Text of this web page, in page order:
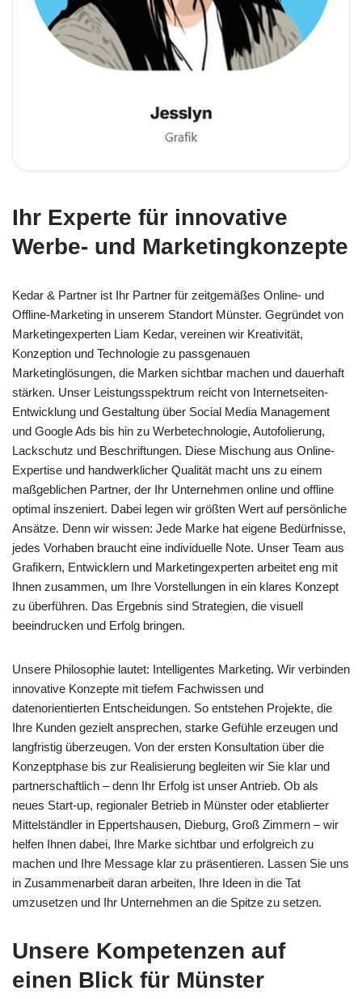
Ihr Experte für innovative
Werbe- und Marketingkonzepte
Kedar & Partner ist Ihr Partner für zeitgemäßes Online- und
Offline-Marketing in unserem Standort Münster. Gegründet von
Marketingexperten Liam Kedar, vereinen wir Kreativität,
Konzeption und Technologie zu passgenauen
Marketinglösungen, die Marken sichtbar machen und dauerhaft
stärken. Unser Leistungsspektrum reicht von Internetseiten-
Entwicklung und Gestaltung über Social Media Management
und Google Ads bis hin zu Werbetechnologie, Autofolierung,
Lackschutz und Beschriftungen. Diese Mischung aus Online-
Expertise und handwerklicher Qualität macht uns zu einem
maßgeblichen Partner, der Ihr Unternehmen online und offline
optimal inszeniert. Dabei legen wir größten Wert auf persönliche
Ansätze. Denn wir wissen: Jede Marke hat eigene Bedürfnisse,
jedes Vorhaben braucht eine individuelle Note. Unser Team aus
Grafikern, Entwicklern und Marketingexperten arbeitet eng mit
Ihnen zusammen, um Ihre Vorstellungen in ein klares Konzept
zu überführen. Das Ergebnis sind Strategien, die visuell
beeindrucken und Erfolg bringen.
Unsere Philosophie lautet: Intelligentes Marketing. Wir verbinden
innovative Konzepte mit tiefem Fachwissen und
datenorientierten Entscheidungen. So entstehen Projekte, die
Ihre Kunden gezielt ansprechen, starke Gefühle erzeugen und
langfristig überzeugen. Von der ersten Konsultation über die
Konzeptphase bis zur Realisierung begleiten wir Sie klar und
partnerschaftlich – denn Ihr Erfolg ist unser Antrieb. Ob als
neues Start-up, regionaler Betrieb in Münster oder etablierter
Mittelständler in Eppertshausen, Dieburg, Groß Zimmern – wir
helfen Ihnen dabei, Ihre Marke sichtbar und erfolgreich zu
machen und Ihre Message klar zu präsentieren. Lassen Sie uns
in Zusammenarbeit daran arbeiten, Ihre Ideen in die Tat
umzusetzen und Ihr Unternehmen an die Spitze zu setzen.
Unsere Kompetenzen auf
einen Blick für Münster